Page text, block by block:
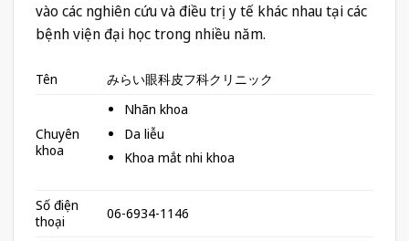
vào các nghiên cứu và điều trị y tế khác nhau tại các
bệnh viện đại học trong nhiều năm.
Tên みらい眼科皮フ科クリニック
Chuyên
khoa
Nhãn khoa
Da liễu
Khoa mắt nhi khoa
Số điện
thoại
06-6934-1146